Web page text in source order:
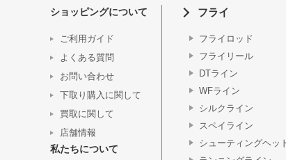
ショッピングについて
ご利用ガイド
よくある質問
お問い合わせ
下取り購入に関して
買取に関して
店舗情報
私たちについて
フライ
フライロッド
フライリール
DTライン
WFライン
シルクライン
スペイライン
シューティングヘッ